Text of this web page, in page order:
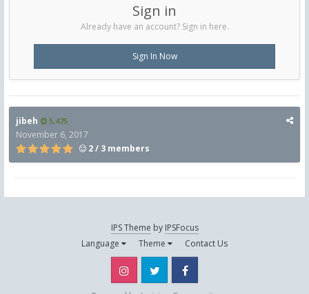
Sign in
Already have an account? Sign in here.
Sign In Now
jibeh 5,475
November 6, 2017
2 / 3 members
IPS Theme by IPSFocus
Language
Theme Contact Us
Instagram Twitter